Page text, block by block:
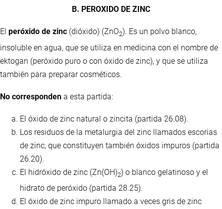
B. PEROXIDO DE ZINC
El peróxido de zinc (dióxido) (ZnO2). Es un polvo blanco,
insoluble en agua, que se utiliza en medicina con el nombre de
ektogan (peróxido puro o con óxido de zinc), y que se utiliza
también para preparar cosméticos.
No corresponden a esta partida:
El óxido de zinc natural o zincita (partida 26.08).
Los residuos de la metalurgia del zinc llamados escorias
de zinc, que constituyen también óxidos impuros (partida
26.20).
El hidróxido de zinc (Zn(OH)2) o blanco gelatinoso y el
hidrato de peróxido (partida 28.25).
El óxido de zinc impuro llamado a veces gris de zinc